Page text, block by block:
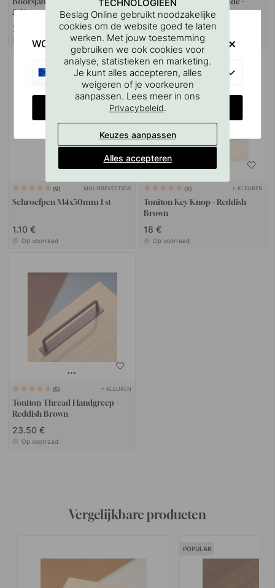
& Knoppen
7 €
Op voorraad
40mm - Reddish Brown
9 €
Op voorraad
9 MUURBEVESTIGING
Schroefpen M4x50mm 1 st
1.10 €
Op voorraad
3 + KLEUREN
Toniton Key Knop - Reddish
Brown
18 €
Op voorraad
5 + KLEUREN
Toniton Thread Handgreep -
Reddish Brown
23.50 €
Op voorraad
Vergelijkbare producten
POPULAR
TECHNOLOGIEËN
Beslag Online gebruikt noodzakelijke
cookies om de website goed te laten
werken. Met jouw toestemming
gebruiken we ook cookies voor
analyse, statistieken en marketing.
Je kunt alles accepteren, alles
weigeren of je voorkeuren
aanpassen. Lees meer in ons
Privacybeleid.
Keuzes aanpassen
Alles accepteren
WOULD YOU RATHER VISIT?
CHANGE COUNTRY